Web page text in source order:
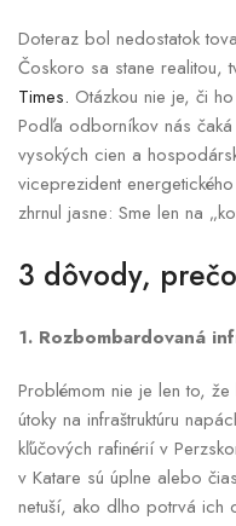
Doteraz bol nedostatok
Čoskoro sa stane realitou,
Times. Otázkou nie je, či
Podľa odborníkov nás
vysokých cien a
viceprezident
zhrnul jasne: Sme len na
3 dôvody,
1. Rozbombardovaná
Problémom nie je len to,
útoky na infraštruktúru
kľúčových rafinérií v
v Katare sú úplne alebo
netuší, ako dlho potrvá ich